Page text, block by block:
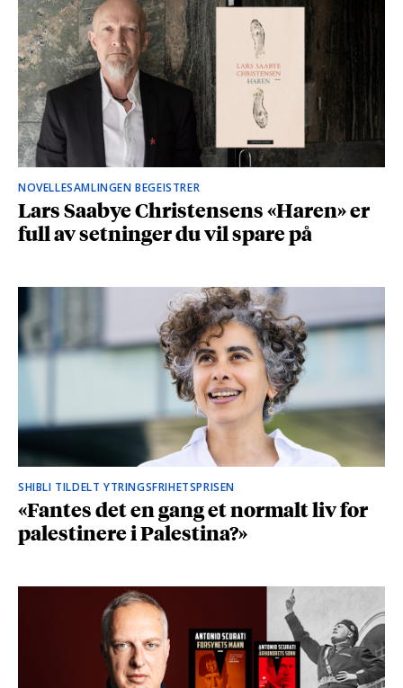
NOVELLESAMLINGEN BEGEISTRER
Lars Saabye Christensens «Haren» er
full av setninger du vil spare på
SHIBLI TILDELT YTRINGSFRIHETSPRISEN
«Fantes det en gang et normalt liv for
palestinere i Palestina?»